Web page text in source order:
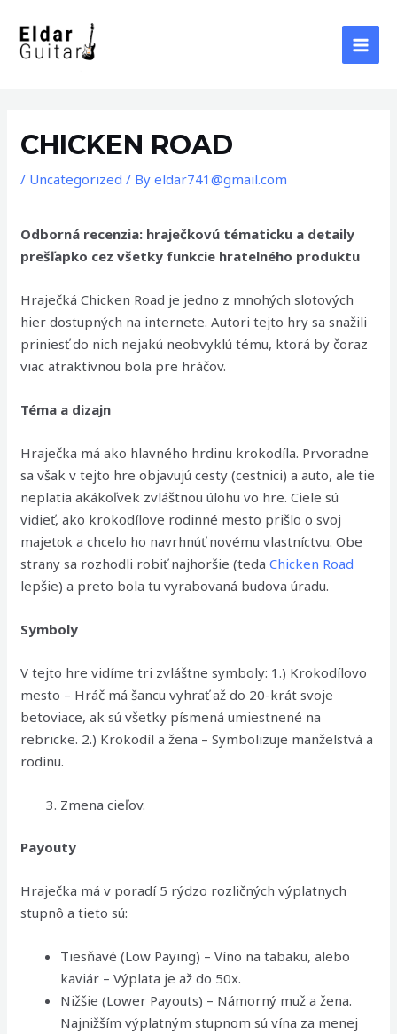
content
CHICKEN ROAD
/ Uncategorized / Byeldar741@gmail.com
Odborná recenzia: hraječkovú tématicku a detaily
prešľapko cez všetky funkcie hratelného produktu
Hraječká Chicken Road je jedno z mnohých slotových
hier dostupných na internete. Autori tejto hry sa snažili
priniesť do nich nejakú neobvyklú tému, ktorá by čoraz
viac atraktívnou bola pre hráčov.
Téma a dizajn
Hraječka má ako hlavného hrdinu krokodíla. Prvoradne
sa však v tejto hre objavujú cesty (cestnici) a auto, ale tie
neplatia akákoľvek zvláštnou úlohu vo hre. Ciele sú
vidieť, ako krokodílove rodinné mesto prišlo o svoj
majetok a chcelo ho navrhnúť novému vlastníctvu. Obe
strany sa rozhodli robiť najhoršie (tedaChicken Road
lepšie) a preto bola tu vyrabovaná budova úradu.
Symboly
V tejto hre vidíme tri zvláštne symboly: 1.) Krokodílovo
mesto – Hráč má šancu vyhrať až do 20-krát svoje
betoviace, ak sú všetky písmená umiestnené na
rebricke. 2.) Krokodíl a žena – Symbolizuje manželstvá a
rodinu.
Zmena cieľov.
Payouty
Hraječka má v poradí 5 rýdzo rozličných výplatnych
stupnô a tieto sú:
Tiesňavé (Low Paying) – Víno na tabaku, alebo
kaviár – Výplata je až do 50x.
Nižšie (Lower Payouts) – Námorný muž a žena.
Najnižším výplatným stupnom sú vína za menej